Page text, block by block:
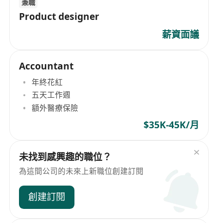
兼職
Product designer
薪資面議
Accountant
年終花紅
五天工作週
額外醫療保險
$35K-45K/月
未找到感興趣的職位？
為這間公司的未來上新職位創建訂閱
創建訂閱